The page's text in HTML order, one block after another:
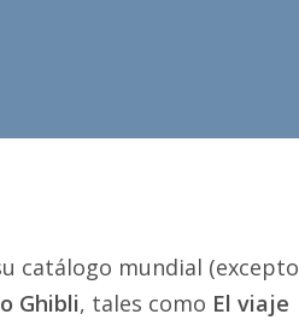
catálogo mundial (excepto
Ghibli, tales como El viaje